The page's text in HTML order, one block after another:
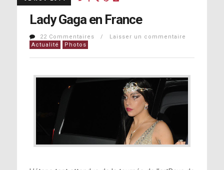
Lady Gaga en France
22 Commentaires / Laisser un commentaire
Actualité
Photos